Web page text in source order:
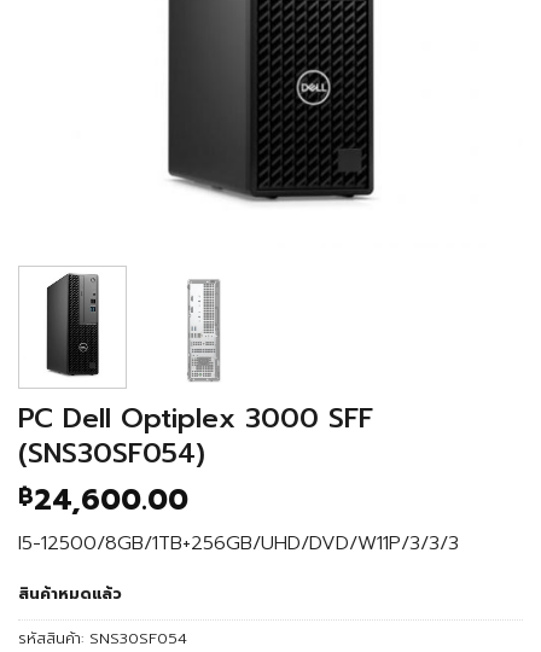
PC Dell Optiplex 3000 SFF
(SNS30SF054)
฿24,600.00
I5-12500/8GB/1TB+256GB/UHD/DVD/W11P/3/3/3
สินค้าหมดแล้ว
รหัสสินค้า: SNS30SF054